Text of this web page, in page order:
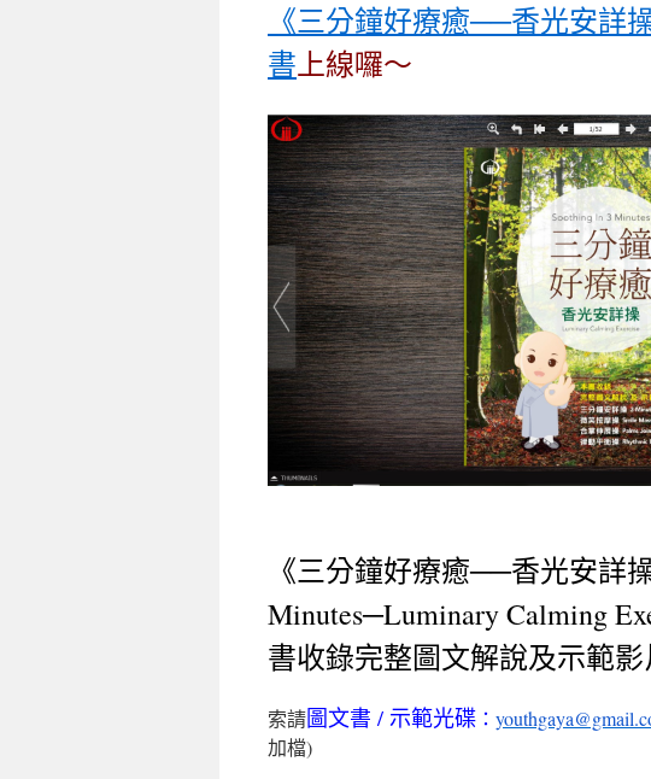
《三分鐘好療癒──香光安詳
書上線囉～
《三分鐘好療癒──香光安詳
Minutes─Luminary Calming
書收錄完整圖文解說及示範影
索請圖文書 / 示範光碟 ：
加檔)